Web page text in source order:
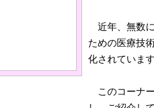
近年、無数
ための医療技
化されていま
このコーナ